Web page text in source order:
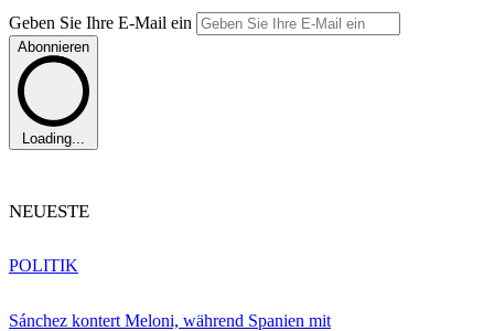
Geben Sie Ihre E-Mail ein
Abonnieren
Loading...
NEUESTE
Sánchez kontert Meloni, während Spanien mit
POLITIK